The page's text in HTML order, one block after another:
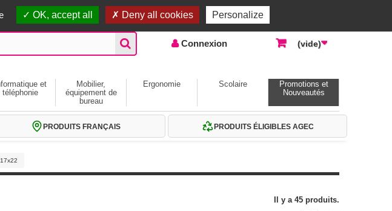
Accueil | Contactez-nous
Connexion (vide)
et
téléphonie
Mobilier,
équipement de
bureau
Ergonomie Scolaire
Promotions et
Nouveautés
PRODUITS FRANÇAIS PRODUITS ÉLIGIBLES AGEC
Il y a 45 produits.
OK, accept all Deny all cookies Personalize